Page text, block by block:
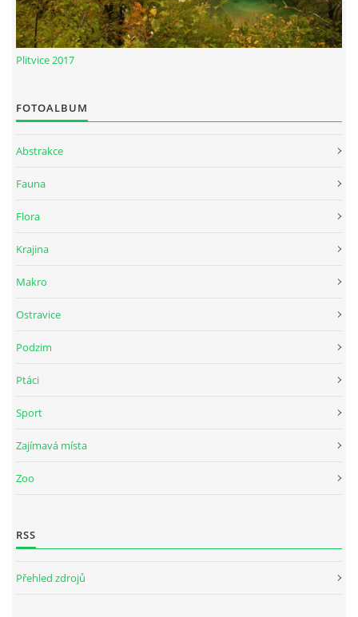
Plitvice 2017
FOTOALBUM
Abstrakce
Fauna
Flora
Krajina
Makro
Ostravice
Podzim
Ptáci
Sport
Zajímavá místa
Zoo
RSS
Přehled zdrojů